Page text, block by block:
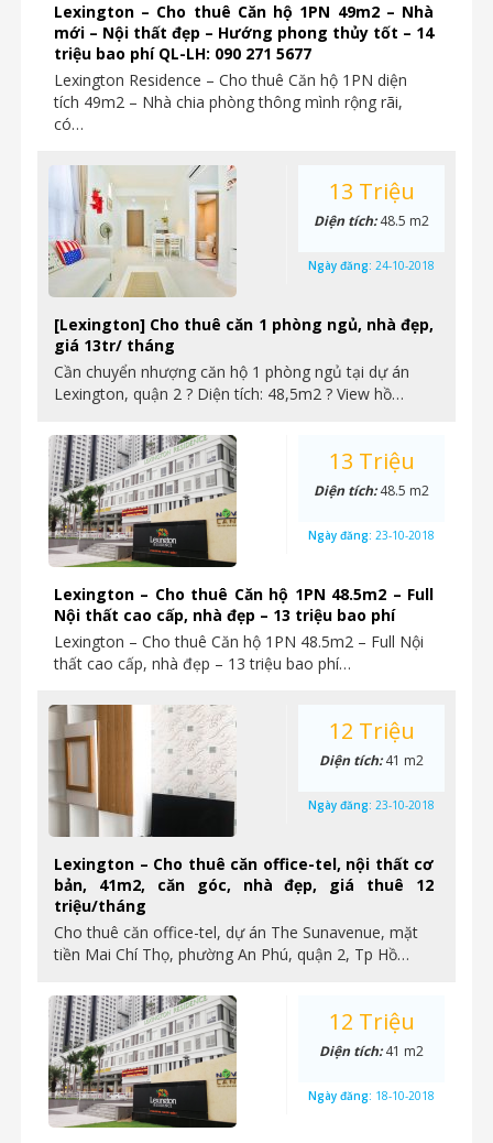
Lexington – Cho thuê Căn hộ 1PN 49m2 – Nhà
mới – Nội thất đẹp – Hướng phong thủy tốt – 14
triệu bao phí QL-LH: 090 271 5677
Lexington Residence – Cho thuê Căn hộ 1PN diện
tích 49m2 – Nhà chia phòng thông mình rộng rãi,
có…
[Lexington] Cho thuê căn 1 phòng ngủ, nhà đẹp,
giá 13tr/ tháng
Cần chuyển nhượng căn hộ 1 phòng ngủ tại dự án
Lexington, quận 2 ? Diện tích: 48,5m2 ? View hồ…
13 Triệu
Diện tích:48.5 m2
Ngày đăng: 24-10-2018
Lexington – Cho thuê Căn hộ 1PN 48.5m2 – Full
Nội thất cao cấp, nhà đẹp – 13 triệu bao phí
Lexington – Cho thuê Căn hộ 1PN 48.5m2 – Full Nội
thất cao cấp, nhà đẹp – 13 triệu bao phí…
13 Triệu
Diện tích:48.5 m2
Ngày đăng: 23-10-2018
Lexington – Cho thuê căn office-tel, nội thất cơ
bản, 41m2, căn góc, nhà đẹp, giá thuê 12
triệu/tháng
Cho thuê căn office-tel, dự án The Sunavenue, mặt
tiền Mai Chí Thọ, phường An Phú, quận 2, Tp Hồ…
12 Triệu
Diện tích:41 m2
Ngày đăng: 23-10-2018
12 Triệu
Diện tích:41 m2
Ngày đăng: 18-10-2018